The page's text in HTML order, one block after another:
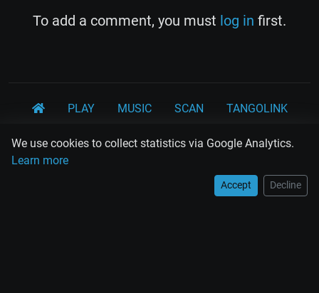
We use cookies to collect statistics via Google Analytics.
Learn more
Accept Decline
To add a comment, you must log in first.
PLAY MUSIC SCAN TANGOLINK
QUIZ ARTICLES PSY CARDS
WORKSHOPS
Osvaldo Pugliese